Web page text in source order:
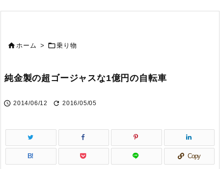
ホーム > 乗り物
純金製の超ゴージャスな1億円の自転車
 2014/06/12  2016/05/05
B! Copy